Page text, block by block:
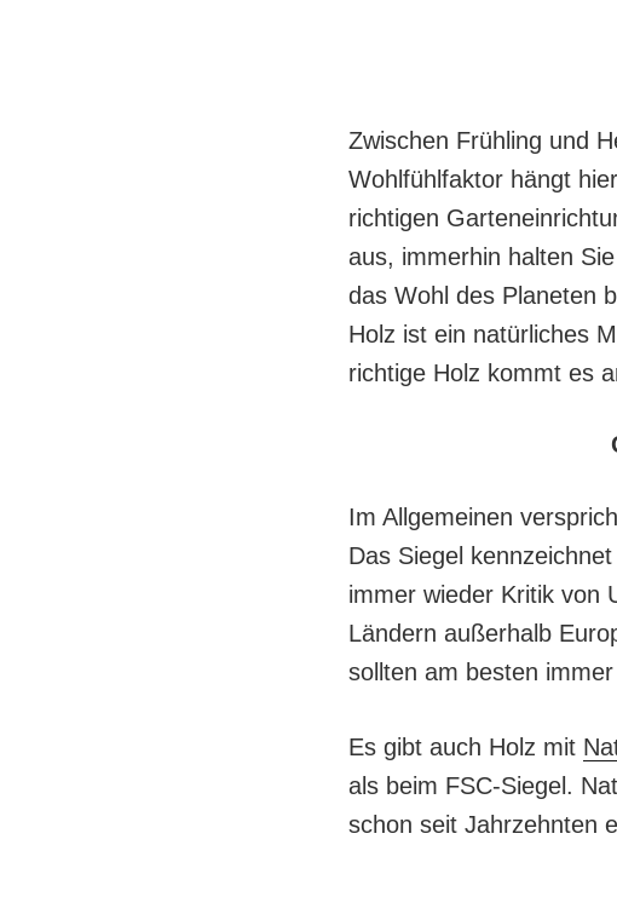
Zwischen Frühling und
Wohlfühlfaktor hängt
richtigen
aus, immerhin halten
das Wohl des Planeten
Holz ist ein natürliches
richtige Holz kommt es
Im Allgemeinen
Das Siegel
immer wieder Kritik von
Ländern außerhalb
sollten am besten
Es gibt auch Holz mit
als beim FSC-Siegel.
schon seit Jahrzehnten